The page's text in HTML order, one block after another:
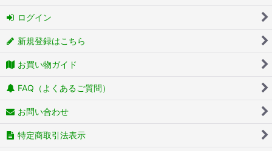
ログイン
新規登録はこちら
お買い物ガイド
FAQ（よくあるご質問）
お問い合わせ
特定商取引法表示